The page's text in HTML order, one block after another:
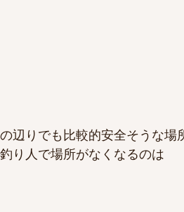
辺りでも比較的安全そうな場
り人で場所がなくなるのは